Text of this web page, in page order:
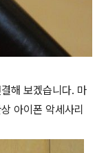
해 보겠습니다. 마
아이폰 악세사리